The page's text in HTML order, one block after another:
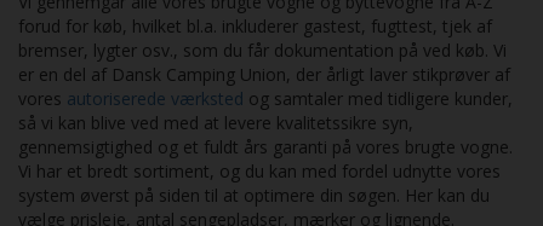
forud for køb, hvilket bl.a. inkluderer gastest, fugttest, tjek af
bremser, lygter osv., som du får dokumentation på ved køb. Vi
er en del af Dansk Camping Union, der årligt laver stikprøver af
vores autoriserede værksted og samtaler med tidligere kunder,
så vi kan blive ved med at levere kvalitetssikre syn,
gennemsigtighed og et fuldt års garanti på vores brugte vogne.
Vi har et bredt sortiment, og du kan med fordel udnytte vores
system øverst på siden til at optimere din søgen. Her kan du
vælge prisleje, antal sengepladser, mærker og lignende.